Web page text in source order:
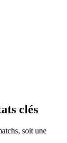
clés
soit une